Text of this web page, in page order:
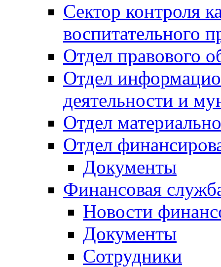
Сектор контроля
воспитательного
Отдел правового
Отдел
деятельности и
Отдел
Отдел
Документы
Финансовая
Новости
Документы
Сотрудники